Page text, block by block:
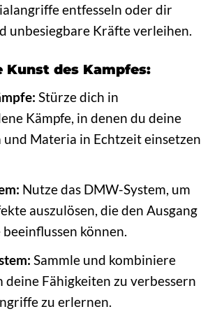
entfesseln oder dir
unbesiegbare Kräfte verleihen.
Kunst des Kampfes:
Stürze dich in
Kämpfe, in denen du deine
und Materia in Echtzeit einsetzen
Nutze das DMW-System, um
auszulösen, die den Ausgang
können.
Sammle und kombiniere
deine Fähigkeiten zu verbessern
zu erlernen.